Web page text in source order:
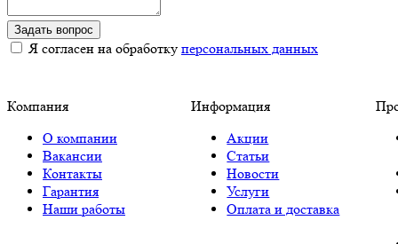
Задать вопрос
Я согласен на обработку персональных данных
Компания
О компании
Вакансии
Контакты
Гарантия
Наши работы
Информация
Акции
Статьи
Новости
Услуги
Оплата и доставка